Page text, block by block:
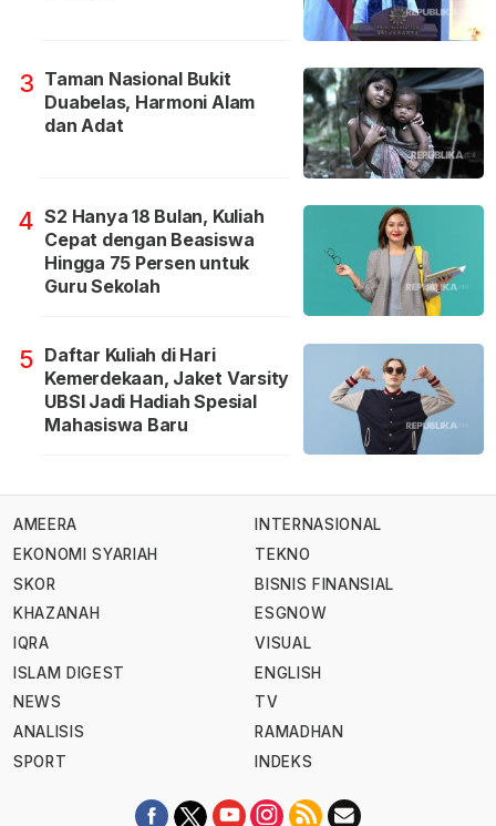
3 Taman Nasional Bukit
Duabelas, Harmoni Alam
dan Adat
4 S2 Hanya 18 Bulan, Kuliah
Cepat dengan Beasiswa
Hingga 75 Persen untuk
Guru Sekolah
5 Daftar Kuliah di Hari
Kemerdekaan, Jaket Varsity
UBSI Jadi Hadiah Spesial
Mahasiswa Baru
AMEERA
EKONOMI SYARIAH
SKOR
KHAZANAH
IQRA
ISLAM DIGEST
NEWS
ANALISIS
SPORT
INTERNASIONAL
TEKNO
BISNIS FINANSIAL
ESGNOW
VISUAL
ENGLISH
TV
RAMADHAN
INDEKS